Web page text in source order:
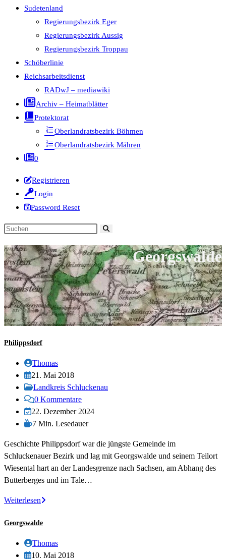
Sudetenland
Regierungsbezirk Eger
Regierungsbezirk Aussig
Regierungsbezirk Troppau
Schöberlinie
Reichsarbeitsdienst
RADwJ – mediawiki
Archiv – Heimatblätter
Protektorat
Oberlandratsbezirk Böhmen
Oberlandratsbezirk Mähren
0
Registrieren
Login
Password Reset
Diese
durchsuchen
Georgswalde
Philippsdorf
Beitrags-
Autor:
Thomas
Beitrag
veröffentlicht:
21. Mai 2018
Beitrags-
Kategorie:
Landkreis Schluckenau
Beitrags-
Kommentare:
0 Kommentare
Beitrag
zuletzt
am:
22. Dezember 2024
Lesedauer:
7 Min. Lesedauer
Geschichte Philippsdorf war die jüngste Gemeinde im
Schluckenauer Bezirk und lag mit Georgswalde und seinem Teilort
Wiesental hart an der Landesgrenze nach Sachsen, am Abhang des
Butterberges und im Tale…
WeiterlesenPhilippsdorf
Georgswalde
Beitrags-
Autor:
Thomas
Beitrag
10. Mai 2018